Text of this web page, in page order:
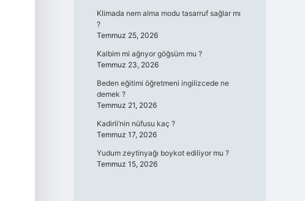
Klimada nem alma modu tasarruf sağlar mı
?
Temmuz 25, 2026
Kalbim mi ağrıyor göğsüm mu ?
Temmuz 23, 2026
Beden eğitimi öğretmeni ingilizcede ne
demek ?
Temmuz 21, 2026
Kadirli’nin nüfusu kaç ?
Temmuz 17, 2026
Yudum zeytinyağı boykot ediliyor mu ?
Temmuz 15, 2026